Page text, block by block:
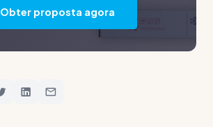
Obter proposta agora